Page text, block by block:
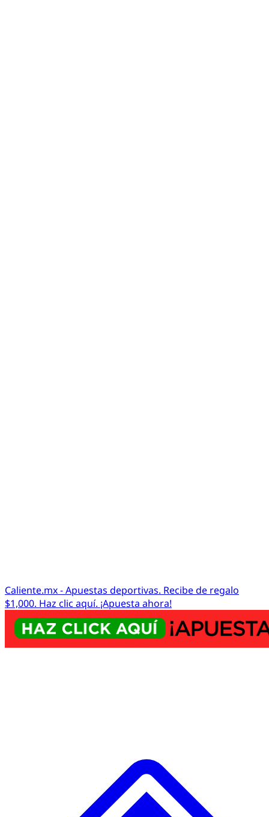
Caliente.mx - Apuestas deportivas. Recibe de regalo
$1,000. Haz clic aquí. ¡Apuesta ahora!